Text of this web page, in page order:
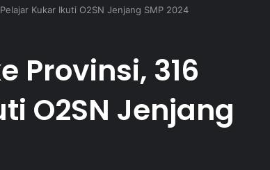
Kukar Ikuti O2SN Jenjang SMP 2024
Provinsi, 316
O2SN Jenjang